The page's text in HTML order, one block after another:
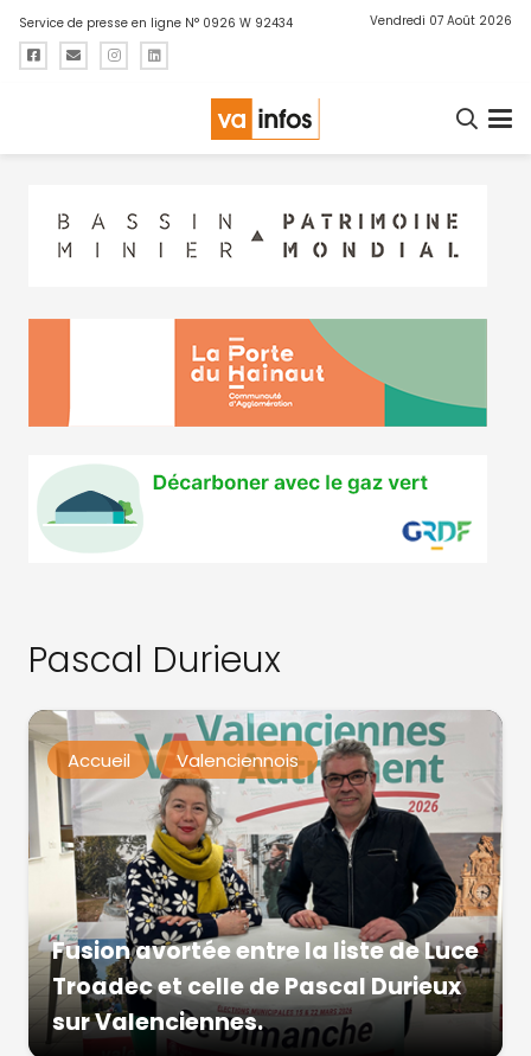
Service de presse en ligne N° 0926 W 92434 Vendredi 07 Août 2026
Pascal Durieux
Accueil Valenciennois
Fusion avortée entre la liste de Luce
Troadec et celle de Pascal Durieux
sur Valenciennes.